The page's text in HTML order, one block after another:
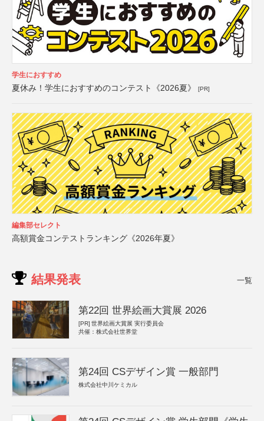
学生におすすめ
夏休み！学生におすすめのコンテスト《2026夏》 [PR]
編集部セレクト
高額賞金コンテストランキング《2026年夏》
結果発表 一覧
第22回 世界絵画大賞展 2026
[PR] 世界絵画大賞展 実行委員会
共催：株式会社世界堂
第24回 CSデザイン賞 一般部門
株式会社中川ケミカル